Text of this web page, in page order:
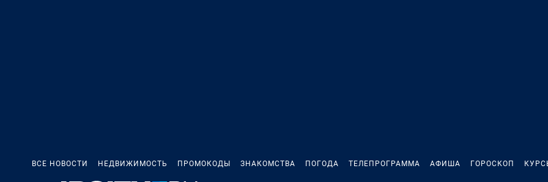
ВСЕ НОВОСТИ НЕДВИЖИМОСТЬ ПРОМОКОДЫ ЗНАКОМСТВА ПОГОДА ТЕЛЕПРОГРАММА АФИША ГОРОСКОП